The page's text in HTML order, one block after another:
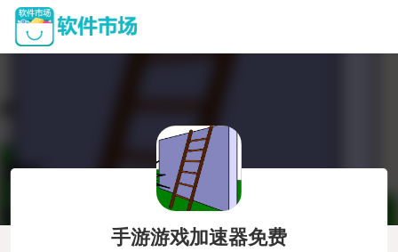
手游游戏加速器免费